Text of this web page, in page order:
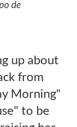
de
up about
from
Morning"
to be